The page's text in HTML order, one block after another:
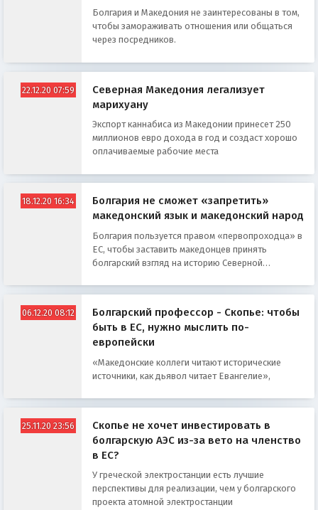
Болгария и Македония не заинтересованы в том,
чтобы замораживать отношения или общаться
через посредников.
22.12.20 07:59
Северная Македония легализует
марихуану
Экспорт каннабиса из Македонии принесет 250
миллионов евро дохода в год и создаст хорошо
оплачиваемые рабочие места
18.12.20 16:34
Болгария не сможет «запретить»
македонский язык и македонский народ
Болгария пользуется правом «первопроходца» в
ЕС, чтобы заставить македонцев принять
болгарский взгляд на историю Северной
06.12.20 08:12
Болгарский профессор - Скопье: чтобы
быть в ЕС, нужно мыслить по-
европейски
«Македонские коллеги читают исторические
источники, как дьявол читает Евангелие»,
25.11.20 23:56
Скопье не хочет инвестировать в
болгарскую АЭС из-за вето на членство
в ЕС?
У греческой электростанции есть лучшие
перспективы для реализации, чем у болгарского
проекта атомной электростанции